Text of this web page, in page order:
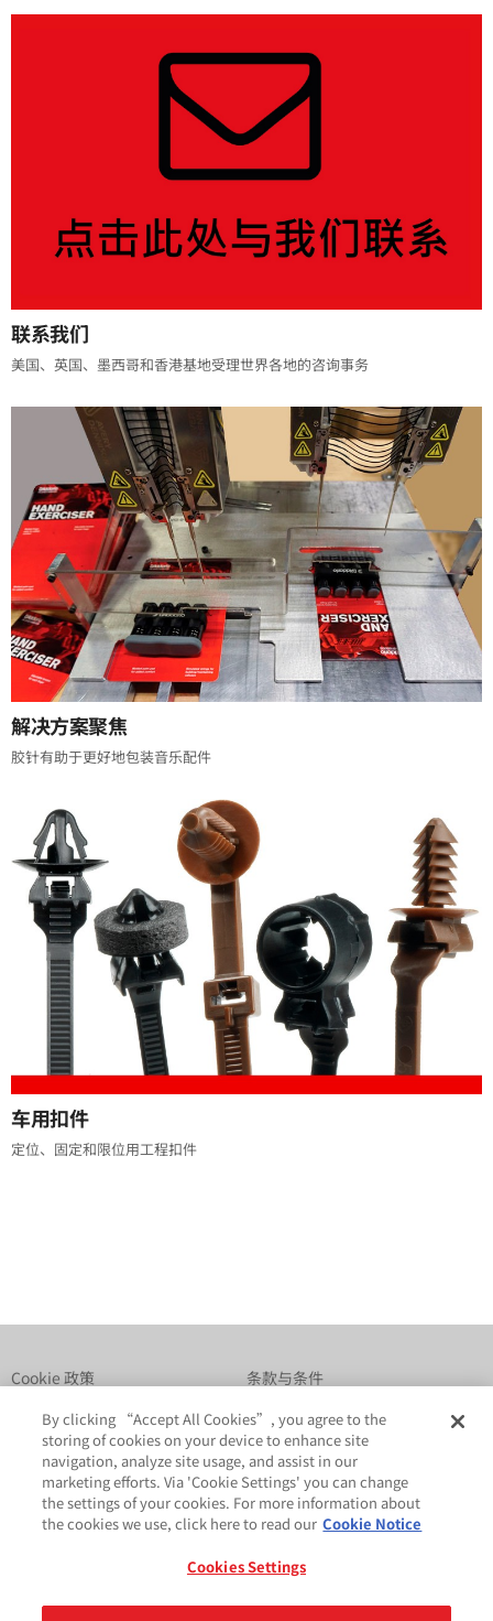
联系我们
美国、英国、墨西哥和香港基地受理世界各地的咨询事务
解决方案聚焦
胶针有助于更好地包装音乐配件
车用扣件
定位、固定和限位用工程扣件
Cookie 政策
条款与条件
© 2026 艾利丹尼森公司。 版权所有。
By clicking “Accept All Cookies”, you agree to the
storing of cookies on your device to enhance site
navigation, analyze site usage, and assist in our
marketing efforts. Via 'Cookie Settings' you can change
the settings of your cookies. For more information about
the cookies we use, click here to read our Cookie Notice
Cookies Settings